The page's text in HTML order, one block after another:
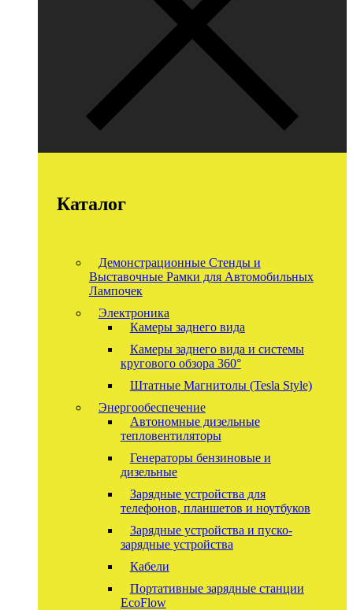
Каталог
Демонстрационные Стенды и
Выставочные Рамки для Автомобильных
Лампочек
Электроника
Камеры заднего вида
Камеры заднего вида и системы
кругового обзора 360°
Штатные Магнитолы (Tesla Style)
Энергообеспечение
Автономные дизельные
тепловентиляторы
Генераторы бензиновые и
дизельные
Зарядные устройства для
телефонов, планшетов и ноутбуков
Зарядные устройства и пуско-
зарядные устройства
Кабели
Портативные зарядные станции
EcoFlow